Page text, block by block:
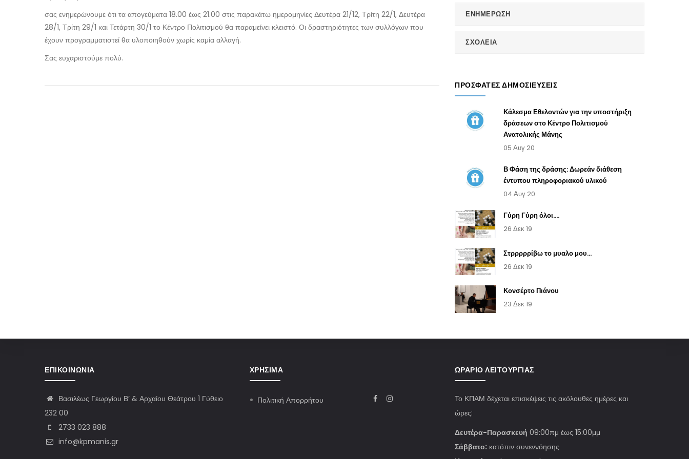
σας ενημερώνουμε ότι τα απογεύματα 18.00 έως 21.00 στις παρακάτω ημερομηνίες Δευτέρα 21/12, Τρίτη 22/1, Δευτέρα
28/1, Τρίτη 29/1 και Τετάρτη 30/1 το Κέντρο Πολιτισμού θα παραμείνει κλειστό. Οι δραστηριότητες των συλλόγων που
έχουν προγραμματιστεί θα υλοποιηθούν χωρίς καμία αλλαγή.
Σας ευχαριστούμε πολύ.
ΕΝΗΜΕΡΩΣΗ
ΣΧΟΛΕΙΑ
ΠΡΌΣΦΑΤΕΣ ΔΗΜΟΣΙΕΎΣΕΙΣ
Κάλεσμα Εθελοντών για την υποστήριξη
δράσεων στο Κέντρο Πολιτισμού
Ανατολικής Μάνης
05 Αυγ 20
Β Φάση της δράσης: Δωρεάν διάθεση
έντυπου πληροφοριακού υλικού
04 Αυγ 20
Γύρη Γύρη όλοι....
26 Δεκ 19
Στρρρρρίβω το μυαλο μου...
26 Δεκ 19
Κονσέρτο Πιάνου
23 Δεκ 19
ΕΠΙΚΟΙΝΩΝΊΑ
Βασιλέως Γεωργίου Β’ & Αρχαίου Θεάτρου 1 Γύθειο
232 00
2733 023 888
info@kpmanis.gr
ΧΡΉΣΙΜΑ
Πολιτική Απορρήτου
ΩΡΆΡΙΟ ΛΕΙΤΟΥΡΓΊΑΣ
Το ΚΠΑΜ δέχεται επισκέψεις τις ακόλουθες ημέρες και
ώρες:
Δευτέρα-Παρασκευή 09:00πμ έως 15:00μμ
Σάββατο:κατόπιν συνεννόησης